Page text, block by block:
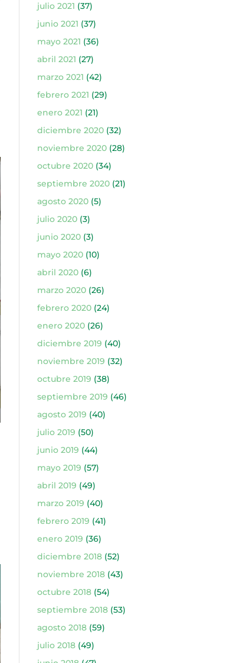
julio 2021 (37)
junio 2021 (37)
mayo 2021 (36)
abril 2021 (27)
marzo 2021 (42)
febrero 2021 (29)
enero 2021 (21)
diciembre 2020(32)
noviembre 2020(28)
octubre 2020(34)
septiembre 2020(21)
agosto 2020(5)
julio 2020(3)
junio 2020(3)
mayo 2020(10)
abril 2020(6)
marzo 2020(26)
febrero 2020(24)
enero 2020(26)
diciembre 2019 (40)
noviembre 2019 (32)
octubre 2019 (38)
septiembre 2019 (46)
agosto 2019 (40)
julio 2019 (50)
junio 2019 (44)
mayo 2019 (57)
abril 2019 (49)
marzo 2019 (40)
febrero 2019 (41)
enero 2019 (36)
diciembre 2018(52)
noviembre 2018(43)
octubre 2018(54)
septiembre 2018(53)
agosto 2018(59)
julio 2018(49)